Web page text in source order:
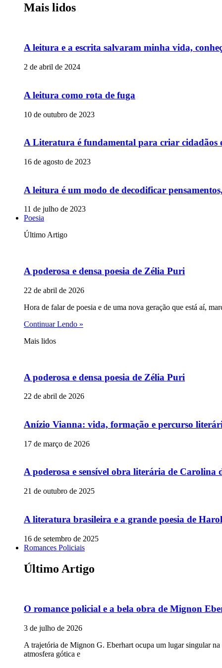
Mais lidos
A leitura e a escrita salvaram minha vida,
2 de abril de 2024
A leitura como rota de fuga
10 de outubro de 2023
A Literatura é fundamental para criar cidadãos
16 de agosto de 2023
A leitura é um modo de decodificar
11 de julho de 2023
Poesia
Último Artigo
A poderosa e densa poesia de Zélia Puri
22 de abril de 2026
Hora de falar de poesia e de uma nova geração que está aí,
Continuar Lendo »
Mais lidos
A poderosa e densa poesia de Zélia Puri
22 de abril de 2026
Anízio Vianna: vida, formação e percurso
17 de março de 2026
A poderosa e sensível obra literária de Carolina
21 de outubro de 2025
A literatura brasileira e a grande poesia de
16 de setembro de 2025
Romances Policiais
Último Artigo
O romance policial e a bela obra de Mignon
3 de julho de 2026
A trajetória de Mignon G. Eberhart ocupa um lugar singular
atmosfera gótica e